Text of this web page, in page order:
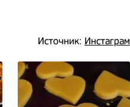
Источник: Инстаграм